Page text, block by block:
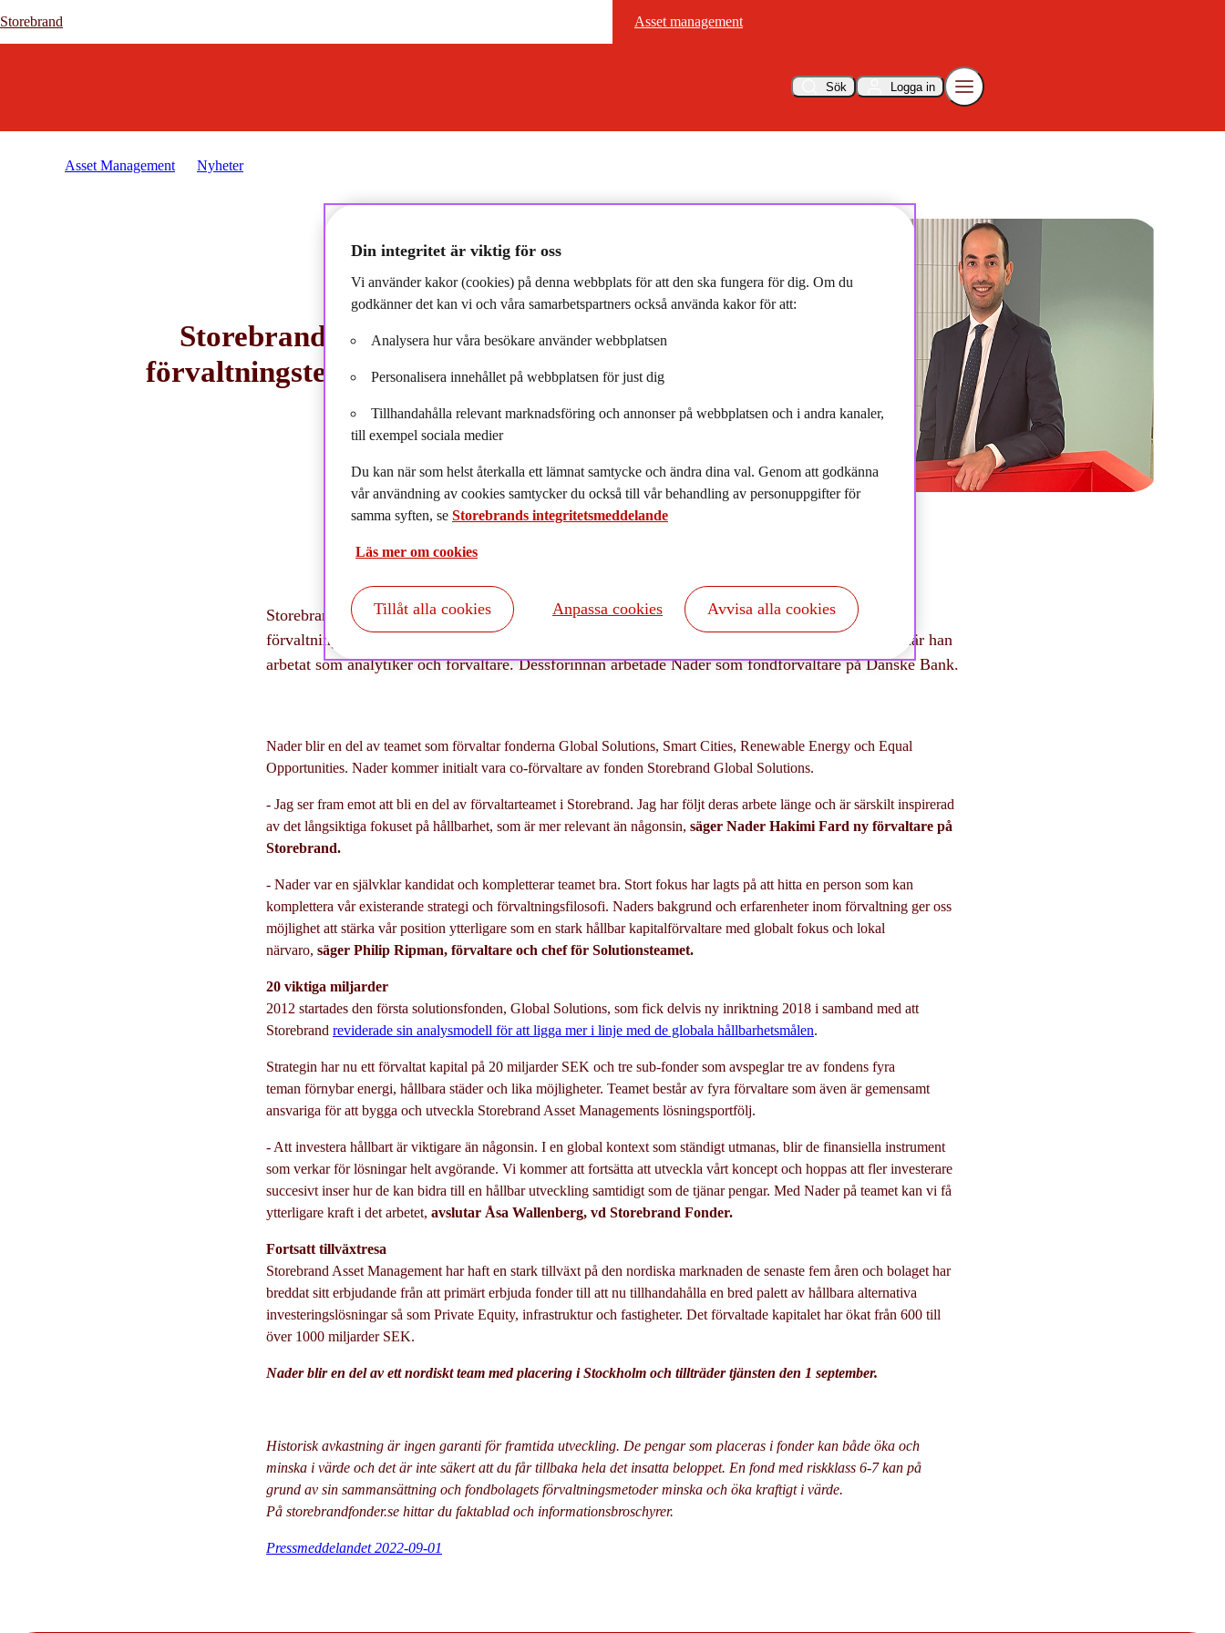
Storebrand Asset management
Sök Logga in
Storebrand Asset management
Asset Management Nyheter
Storebrand Asset Management stärker
förvaltningsteamet med Nader Hakimi Fard
2022-09-01
Storebrand Asset Management fortsätter att växa på den nordiska marknaden och stärker
förvaltningsteamet med Nader Hakimi Fard. Nader kommer närmast från Söderberg & Partners där han
arbetat som analytiker och förvaltare. Dessförinnan arbetade Nader som fondförvaltare på Danske Bank.
Nader blir en del av teamet som förvaltar fonderna Global Solutions, Smart Cities, Renewable Energy och Equal
Opportunities. Nader kommer initialt vara co-förvaltare av fonden Storebrand Global Solutions.
- Jag ser fram emot att bli en del av förvaltarteamet i Storebrand. Jag har följt deras arbete länge och är särskilt inspirerad
av det långsiktiga fokuset på hållbarhet, som är mer relevant än någonsin, säger Nader Hakimi Fard ny förvaltare på
Storebrand.
- Nader var en självklar kandidat och kompletterar teamet bra. Stort fokus har lagts på att hitta en person som kan
komplettera vår existerande strategi och förvaltningsfilosofi. Naders bakgrund och erfarenheter inom förvaltning ger oss
möjlighet att stärka vår position ytterligare som en stark hållbar kapitalförvaltare med globalt fokus och lokal
närvaro, säger Philip Ripman, förvaltare och chef för Solutionsteamet.
20 viktiga miljarder
2012 startades den första solutionsfonden, Global Solutions, som fick delvis ny inriktning 2018 i samband med att
Storebrand reviderade sin analysmodell för att ligga mer i linje med de globala hållbarhetsmålen.
Strategin har nu ett förvaltat kapital på 20 miljarder SEK och tre sub-fonder som avspeglar tre av fondens fyra
teman förnybar energi, hållbara städer och lika möjligheter. Teamet består av fyra förvaltare som även är gemensamt
ansvariga för att bygga och utveckla Storebrand Asset Managements lösningsportfölj.
- Att investera hållbart är viktigare än någonsin. I en global kontext som ständigt utmanas, blir de finansiella instrument
som verkar för lösningar helt avgörande. Vi kommer att fortsätta att utveckla vårt koncept och hoppas att fler investerare
succesivt inser hur de kan bidra till en hållbar utveckling samtidigt som de tjänar pengar. Med Nader på teamet kan vi få
ytterligare kraft i det arbetet, avslutar Åsa Wallenberg, vd Storebrand Fonder.
Fortsatt tillväxtresa
Storebrand Asset Management har haft en stark tillväxt på den nordiska marknaden de senaste fem åren och bolaget har
breddat sitt erbjudande från att primärt erbjuda fonder till att nu tillhandahålla en bred palett av hållbara alternativa
investeringslösningar så som Private Equity, infrastruktur och fastigheter. Det förvaltade kapitalet har ökat från 600 till
över 1000 miljarder SEK.
Nader blir en del av ett nordiskt team med placering i Stockholm och tillträder tjänsten den 1 september.
Historisk avkastning är ingen garanti för framtida utveckling. De pengar som placeras i fonder kan både öka och
minska i värde och det är inte säkert att du får tillbaka hela det insatta beloppet. En fond med riskklass 6-7 kan på
grund av sin sammansättning och fondbolagets förvaltningsmetoder minska och öka kraftigt i värde.
På storebrandfonder.se hittar du faktablad och informationsbroschyrer.
Pressmeddelandet 2022-09-01
Din integritet är viktig för oss
Vi använder kakor (cookies) på denna webbplats för att den ska fungera för dig. Om du
godkänner det kan vi och våra samarbetspartners också använda kakor för att:
Analysera hur våra besökare använder webbplatsen
Personalisera innehållet på webbplatsen för just dig
Tillhandahålla relevant marknadsföring och annonser på webbplatsen och i andra kanaler,
till exempel sociala medier
Du kan när som helst återkalla ett lämnat samtycke och ändra dina val. Genom att godkänna
vår användning av cookies samtycker du också till vår behandling av personuppgifter för
samma syften, se Storebrands integritetsmeddelande
Läs mer om cookies
Anpassa cookies Avvisa alla cookies
Tillåt alla cookies